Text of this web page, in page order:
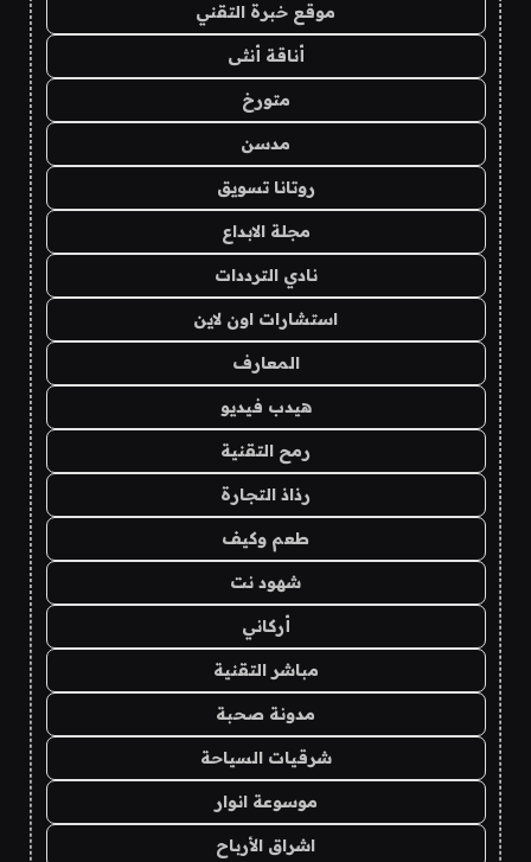
موقع خبرة التقني
أناقة أنثى
متورخ
مدسن
روتانا تسويق
مجلة الابداع
نادي الترددات
استشارات اون لاين
المعارف
هيدب فيديو
رمح التقنية
رذاذ التجارة
طعم وكيف
شهود نت
أركاني
مباشر التقنية
مدونة صحبة
شرقيات السياحة
موسوعة انوار
اشراق الأرباح